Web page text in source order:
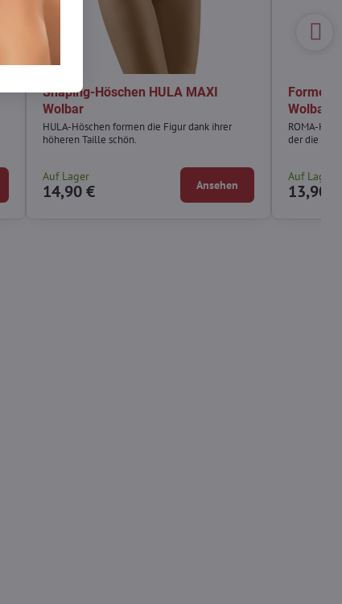
Shaping-Höschen HULA MAXI
Wolbar
HULA-Höschen formen die Figur dank ihrer
höheren Taille schön.
Auf Lager
14,90 € Ansehen
Wolbar
ROMA-
der die
Auf Lager
13,90 €